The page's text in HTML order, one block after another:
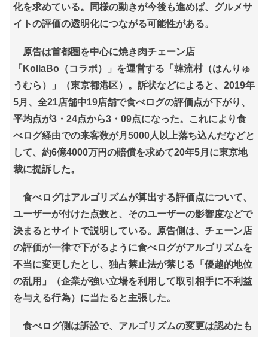
化を求めている。同様の動きが今後も進めば、グルメサ
イトの評価の透明化につながる可能性がある。
原告は首都圏を中心に焼き肉チェーン店
「KollaBo（コラボ）」を運営する「韓流村（はんりゅ
うむら）」（東京都港区）。訴状などによると、2019年
5月、全21店舗中19店舗で食べログの評価点が下がり、
平均点が3・24点から3・09点になった。これにより食
べログ経由での来客数が月5000人以上落ち込んだなどと
して、約6億4000万円の賠償を求めて20年5月に東京地
裁に提訴した。
食べログはアルゴリズムが算出する評価点について、
ユーザーが付けた点数と、そのユーザーの影響度などで
決まるとサイトで説明している。原告側は、チェーン店
の評価が一律で下がるように食べログがアルゴリズムを
不当に変更したとし、独占禁止法が禁じる「優越的地位
の乱用」（企業が強い立場を利用して取引相手に不利益
を与える行為）に当たると主張した。
食べログ側は訴訟で、アルゴリズムの変更は認めたも